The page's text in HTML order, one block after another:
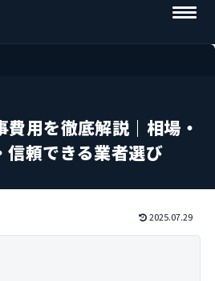
用を徹底解説｜相場・
信頼できる業者選び
2025.07.29